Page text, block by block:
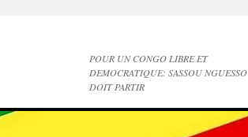
POUR UN CONGO LIBRE ET
DEMOCRATIQUE: SASSOU NGUESSO
DOIT PARTIR